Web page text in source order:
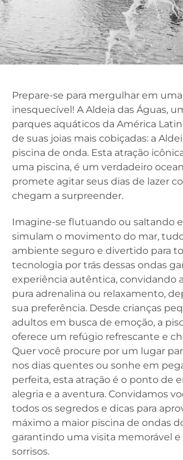
Prepare-se para mergulhar em
inesquecível! A Aldeia das Águas,
parques aquáticos da América
de suas joias mais cobiçadas: a
piscina de onda. Esta atração
uma piscina, é um verdadeiro
promete agitar seus dias de lazer
chegam a surpreender.
Imagine-se flutuando ou saltando
simulam o movimento do mar,
ambiente seguro e divertido para
tecnologia por trás dessas ondas
experiência autêntica, convidando
pura adrenalina ou relaxamento,
sua preferência. Desde crianças
adultos em busca de emoção, a
oferece um refúgio refrescante e
Quer você procure por um lugar
nos dias quentes ou sonhe em
perfeita, esta atração é o ponto de
alegria e a aventura. Convidamos
todos os segredos e dicas para
máximo a maior piscina de ondas
garantindo uma visita memorável
sorrisos.